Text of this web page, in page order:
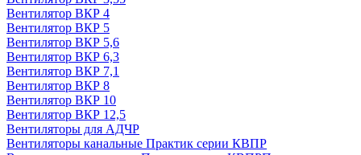
Вентилятор ВКР 4
Вентилятор ВКР 5
Вентилятор ВКР 5,6
Вентилятор ВКР 6,3
Вентилятор ВКР 7,1
Вентилятор ВКР 8
Вентилятор ВКР 10
Вентилятор ВКР 12,5
Вентиляторы для АДЧР
Вентиляторы канальные Практик серии КВПР